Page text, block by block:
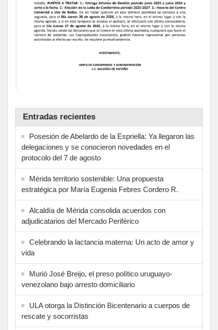
Entradas recientes
Posesión de Abelardo de la Espriella: Ya llegaron las
delegaciones y se conocieron novedades en el
protocolo del 7 de agosto
Mérida territorio sostenible: Una propuesta
estratégica por María Eugenia Febres Cordero R.
Alcaldía de Mérida consolida acuerdos con
adjudicatarios del Mercado Periférico
Celebrando la lactancia materna: Un acto de amor y
vida
Murió José Breijo, el preso político uruguayo-
venezolano bajo arresto domiciliario
ULA otorga la Distinción Bicentenario a cuerpos de
rescate y socorristas